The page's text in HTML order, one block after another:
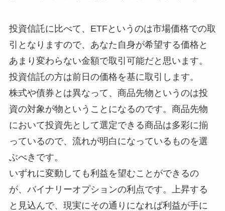
投資信託に比べて、ETFというのは市場価格での取
引となりますので、あなた自身が希望する価格と
あまり変わらない金額で取引可能だと思います。
投資信託の方は前日の価格を基に取引します。
株式や債券とは異なって、商品先物というのは投
資の対象が物ということになるのです。商品先物
において投資先として選定できる商品は多彩に揃
っているので、流れが明白になっているものを選
ぶべきです。
いずれに変動しても利益を望むことができるの
が、バイナリーオプションの利点です。上昇する
と見込んで、現実にその通りになれば利益が手に